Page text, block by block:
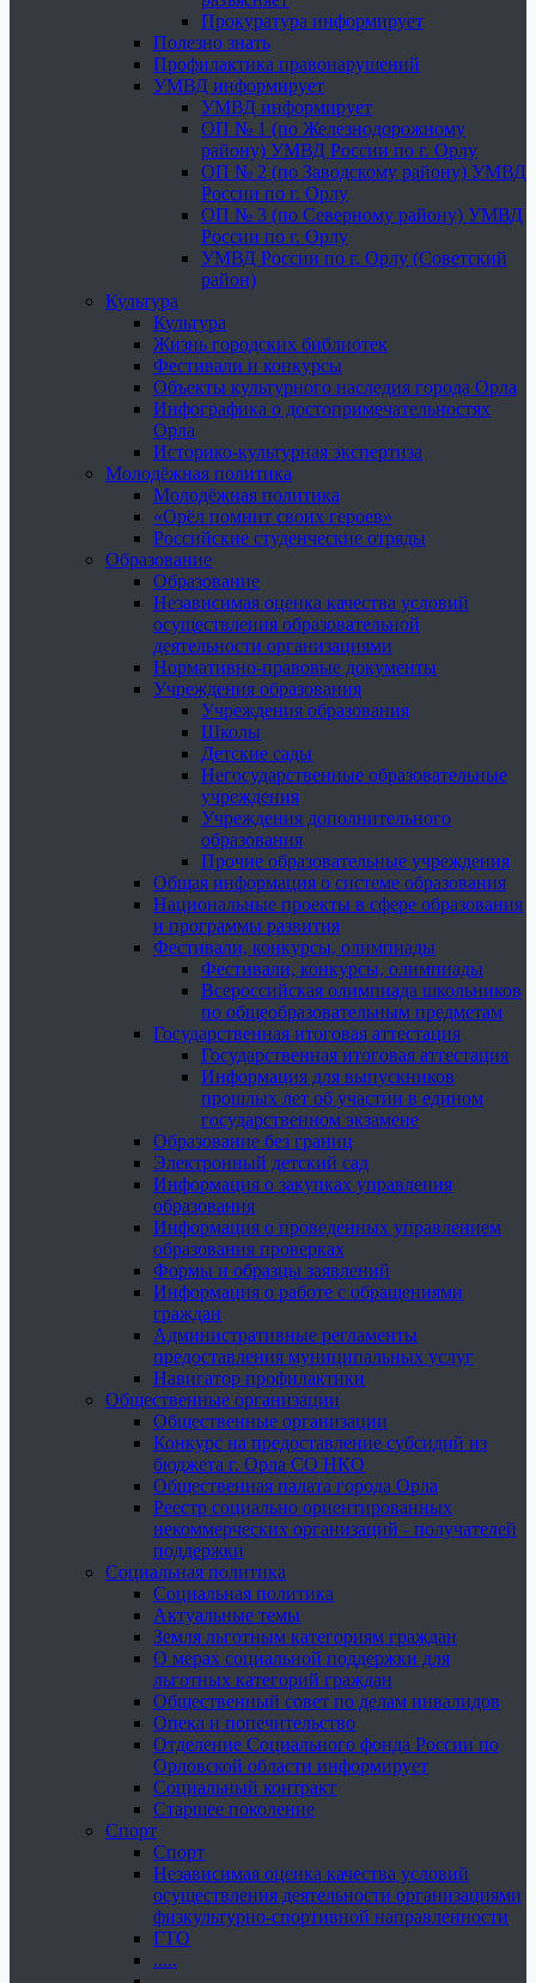
Прокуратура информирует
Полезно знать
Профилактика правонарушений
УМВД информирует
УМВД информирует
ОП № 1 (по Железнодорожному
району) УМВД России по г. Орлу
ОП № 2 (по Заводскому району) УМВД
России по г. Орлу
ОП № 3 (по Северному району) УМВД
России по г. Орлу
УМВД России по г. Орлу (Советский
район)
Культура
Культура
Жизнь городских библиотек
Фестивали и конкурсы
Объекты культурного наследия города Орла
Инфографика о достопримечательностях
Орла
Историко-культурная экспертиза
Молодёжная политика
Молодёжная политика
«Орёл помнит своих героев»
Российские студенческие отряды
Образование
Образование
Независимая оценка качества условий
осуществления образовательной
деятельности организациями
Нормативно-правовые документы
Учреждения образования
Учреждения образования
Школы
Детские сады
Негосударственные образовательные
учреждения
Учреждения дополнительного
образования
Прочие образовательные учреждения
Общая информация о системе образования
Национальные проекты в сфере образования
и программы развития
Фестивали, конкурсы, олимпиады
Фестивали, конкурсы, олимпиады
Всероссийская олимпиада школьников
по общеобразовательным предметам
Государственная итоговая аттестация
Государственная итоговая аттестация
Информация для выпускников
прошлых лет об участии в едином
государственном экзамене
Образование без границ
Электронный детский сад
Информация о закупках управления
образования
Информация о проведенных управлением
образования проверках
Формы и образцы заявлений
Информация о работе с обращениями
граждан
Административные регламенты
предоставления муниципальных услуг
Навигатор профилактики
Общественные организации
Общественные организации
Конкурс на предоставление субсидий из
бюджета г. Орла СО НКО
Общественная палата города Орла
Реестр социально ориентированных
некоммерческих организаций - получателей
поддержки
Социальная политика
Социальная политика
Актуальные темы
Земля льготным категориям граждан
О мерах социальной поддержки для
льготных категорий граждан
Общественный совет по делам инвалидов
Опека и попечительство
Отделение Социального фонда России по
Орловской области информирует
Социальный контракт
Старшее поколение
Спорт
Спорт
Независимая оценка качества условий
осуществления деятельности организациями
физкультурно-спортивной направленности
ГТО
.....